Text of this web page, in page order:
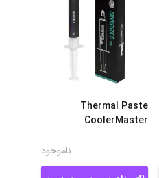
Thermal Paste
CoolerMaster
ناموجود